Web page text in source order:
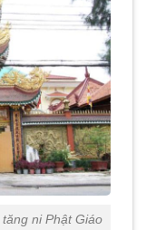
ni Phật Giáo